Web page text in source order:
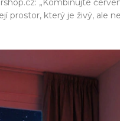
„Kombinujte
prostor, který je živý, ale